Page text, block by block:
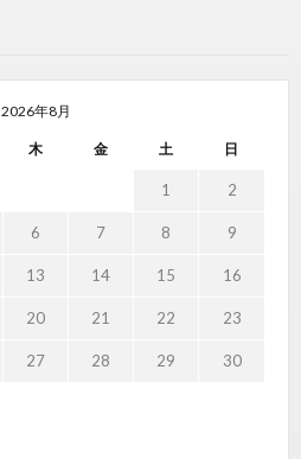
2026年8月
木 金 土 日
1 2
6 7 8 9
13 14 15 16
20 21 22 23
27 28 29 30